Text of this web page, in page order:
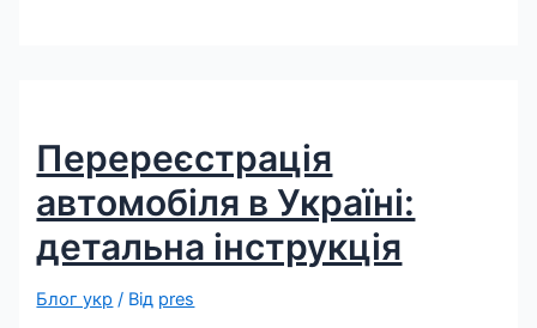
Перереєстрація
автомобіля в Україні:
детальна інструкція
Блог укр / Від pres